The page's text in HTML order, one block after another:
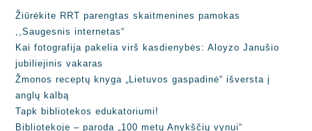
Žiūrėkite RRT parengtas skaitmenines pamokas
,,Saugesnis internetas“
Kai fotografija pakelia virš kasdienybės: Aloyzo Janušio
jubiliejinis vakaras
Žmonos receptų knyga „Lietuvos gaspadinė“ išversta į
anglų kalbą
Tapk bibliotekos edukatoriumi!
Bibliotekoje – paroda „100 metų Anykščių vynui“